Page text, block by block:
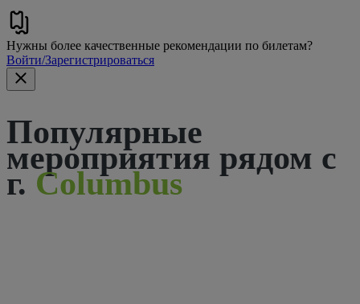
Нужны более качественные рекомендации по билетам?
Войти/Зарегистрироваться
Популярные
мероприятия рядом с
г. Columbus